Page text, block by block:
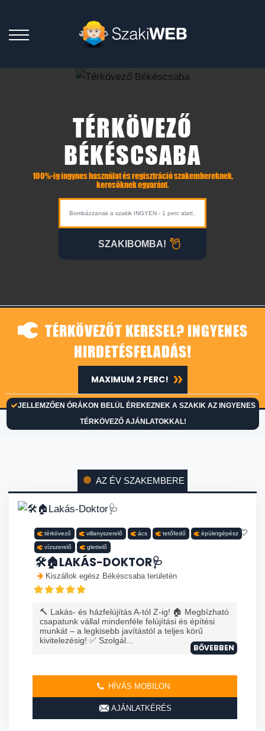
TÉRKÖVEZŐ
BÉKÉSCSABA
100%-ig ingynes használat és regisztráció szakembereknek,
keresőknek egyaránt.
SZAKIBOMBA!
TÉRKÖVEZŐT KERESEL? INGYENES
HIRDETÉSFELADÁS!
JELLEMZŐEN ÓRÁKON BELÜL ÉREKEZNEK A SZAKIK AZ INGYENES
TÉRKÖVEZŐ AJÁNLATOKKAL!
MAXIMUM 2 PERC!
AZ ÉV SZAKEMBERE
térkövező villanyszerelő ács tetőfedő épületgépész
vízszerelő glettelő
🛠️🏠LAKÁS-DOKTOR🩺
Kiszállok egész Békéscsaba területén
🔨 Lakás- és házfelújítás A-tól Z-ig! 🏠 Megbízható
csapatunk vállal mindenféle felújítási és építési
munkát – a legkisebb javítástól a teljes körű
kivitelezésig! ✅ Szolgál...
BŐVEBBEN
HÍVÁS MOBILON
AJÁNLATKÉRÉS